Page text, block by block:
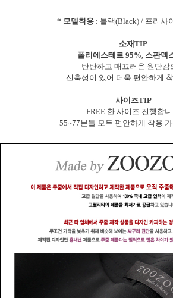
* 모델착용 : 블랙(Black) / 프리사
소재TIP
폴리에스테르 95%, 스판덱
탄탄하고 매끄러운 원단감
신축성이 있어 더욱 편안하게
사이즈TIP
FREE 한 사이즈 진행합
55~77분들 모두 편안하게 착용